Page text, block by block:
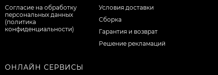
Согласие на обработку
персональных данных
(политика
конфиденциальности)
Условия доставки
Сборка
Гарантия и возврат
Решение рекламаций
ОНЛАЙН СЕРВИСЫ